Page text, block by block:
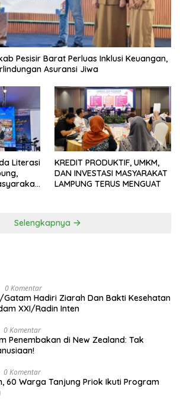
Pesisir Barat Perluas Inklusi Keuangan,
Asuransi Jiwa
Literasi
KREDIT PRODUKTIF, UMKM,
DAN INVESTASI MASYARAKAT
LAMPUNG TERUS MENGUAT
Selengkapnya
0 Komentar
Hadiri Ziarah Dan Bakti Kesehatan
XXI/Radin Inten
0 Komentar
Penembakan di New Zealand: Tak
0 Komentar
60 Warga Tanjung Priok Ikuti Program